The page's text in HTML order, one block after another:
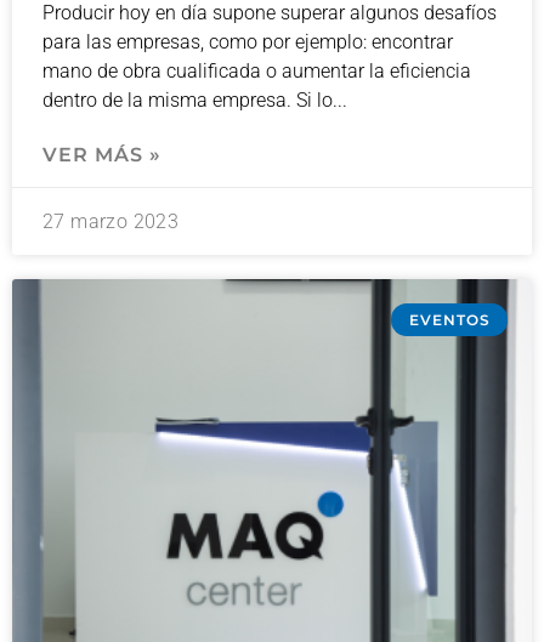
Producir hoy en día supone superar algunos desafíos
para las empresas, como por ejemplo: encontrar
mano de obra cualificada o aumentar la eficiencia
dentro de la misma empresa. Si lo
VER MÁS »
27 marzo 2023
EVENTOS